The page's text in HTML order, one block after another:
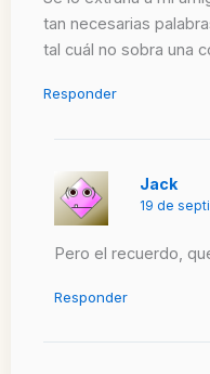
tan necesarias
tal cuál no sobra una
Responder
Jack
19 de
Pero el recuerdo,
Responder